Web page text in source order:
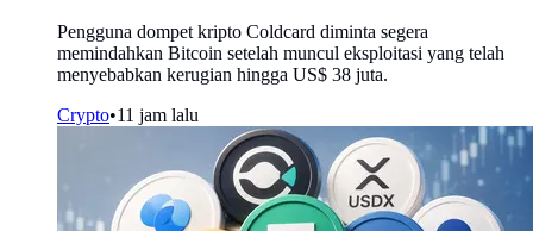
Pengguna dompet kripto Coldcard diminta segera
memindahkan Bitcoin setelah muncul eksploitasi yang telah
menyebabkan kerugian hingga US$ 38 juta.
Crypto•11 jam lalu